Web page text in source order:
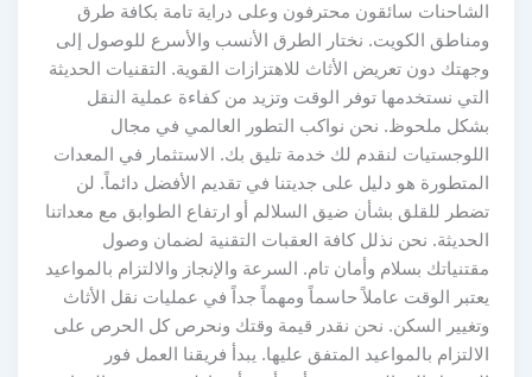
الشاحنات سائقون محترفون وعلى دراية تامة بكافة طرق
ومناطق الكويت. نختار الطرق الأنسب والأسرع للوصول إلى
وجهتك دون تعريض الأثاث للاهتزازات القوية. التقنيات الحديثة
التي نستخدمها توفر الوقت وتزيد من كفاءة عملية النقل
بشكل ملحوظ. نحن نواكب التطور العالمي في مجال
اللوجستيات لنقدم لك خدمة تليق بك. الاستثمار في المعدات
المتطورة هو دليل على جديتنا في تقديم الأفضل دائماً. لن
تضطر للقلق بشأن ضيق السلالم أو ارتفاع الطوابق مع معداتنا
الحديثة. نحن نذلل كافة العقبات التقنية لضمان وصول
مقتنياتك بسلام وأمان تام. السرعة والإنجاز والالتزام بالمواعيد
يعتبر الوقت عاملاً حاسماً ومهماً جداً في عمليات نقل الأثاث
وتغيير السكن. نحن نقدر قيمة وقتك ونحرص كل الحرص على
الالتزام بالمواعيد المتفق عليها. يبدأ فريقنا العمل فور